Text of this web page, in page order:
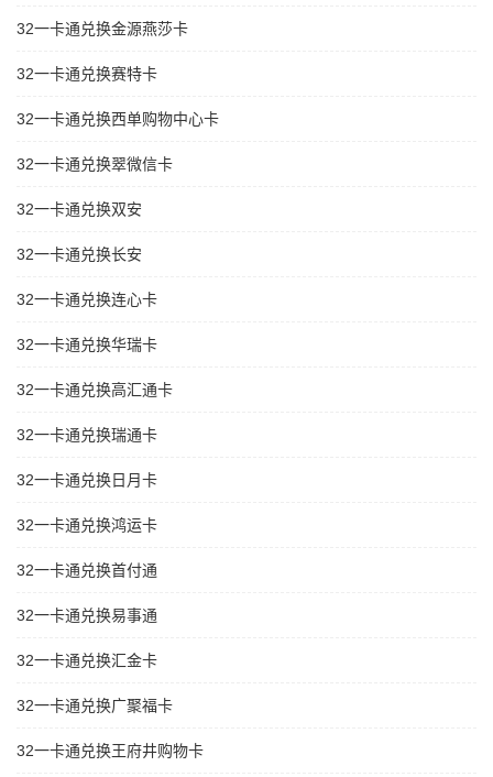
32一卡通兑换金源燕莎卡
32一卡通兑换赛特卡
32一卡通兑换西单购物中心卡
32一卡通兑换翠微信卡
32一卡通兑换双安
32一卡通兑换长安
32一卡通兑换连心卡
32一卡通兑换华瑞卡
32一卡通兑换高汇通卡
32一卡通兑换瑞通卡
32一卡通兑换日月卡
32一卡通兑换鸿运卡
32一卡通兑换首付通
32一卡通兑换易事通
32一卡通兑换汇金卡
32一卡通兑换广聚福卡
32一卡通兑换王府井购物卡